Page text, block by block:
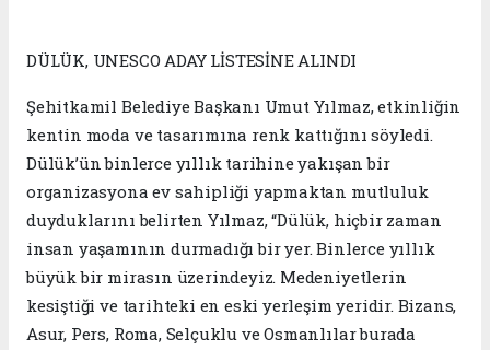
DÜLÜK, UNESCO ADAY LİSTESİNE ALINDI
Şehitkamil Belediye Başkanı Umut Yılmaz, etkinliğin
kentin moda ve tasarımına renk kattığını söyledi.
Dülük’ün binlerce yıllık tarihine yakışan bir
organizasyona ev sahipliği yapmaktan mutluluk
duyduklarını belirten Yılmaz, “Dülük, hiçbir zaman
insan yaşamının durmadığı bir yer. Binlerce yıllık
büyük bir mirasın üzerindeyiz. Medeniyetlerin
kesiştiği ve tarihteki en eski yerleşim yeridir. Bizans,
Asur, Pers, Roma, Selçuklu ve Osmanlılar burada